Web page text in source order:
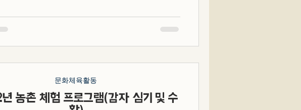
농촌 체험 프로그램(감자 심기 및 수
문화체육활동